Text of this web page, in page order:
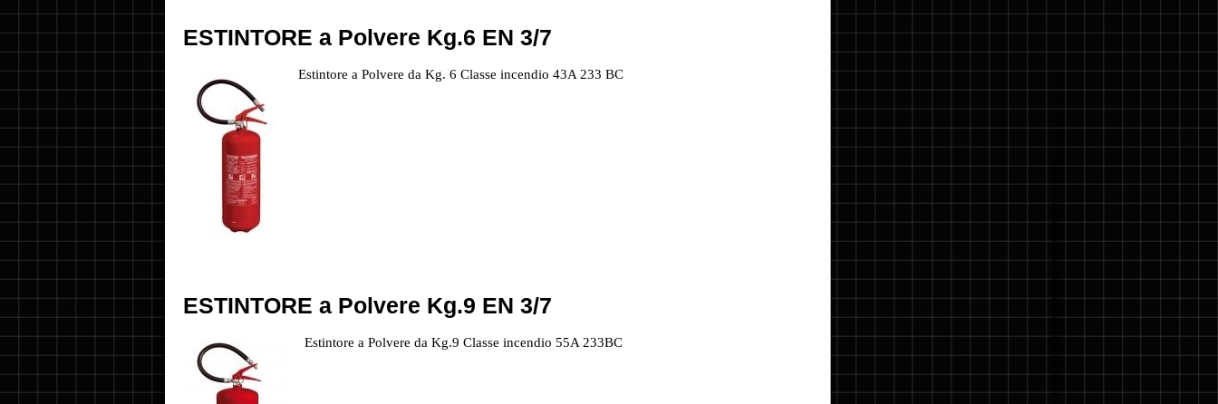
ESTINTORE a Polvere Kg.6 EN 3/7
Estintore a Polvere da Kg. 6 Classe incendio 43A 233 BC
ESTINTORE a Polvere Kg.9 EN 3/7
Estintore a Polvere da Kg.9 Classe incendio 55A 233BC